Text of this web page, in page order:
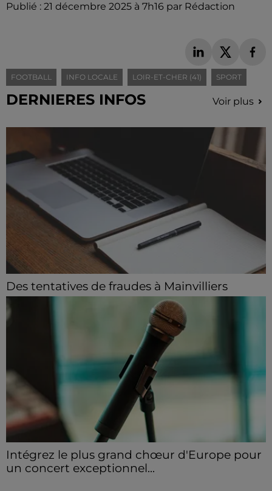
Publié : 21 décembre 2025 à 7h16 par Rédaction
FOOTBALL INFO LOCALE LOIR-ET-CHER (41) SPORT
DERNIERES INFOS Voir plus
Des tentatives de fraudes à Mainvilliers
Des personnes malveillantes tentent de voler vos
informations personnelles.
Intégrez le plus grand chœur d'Europe pour
un concert exceptionnel...